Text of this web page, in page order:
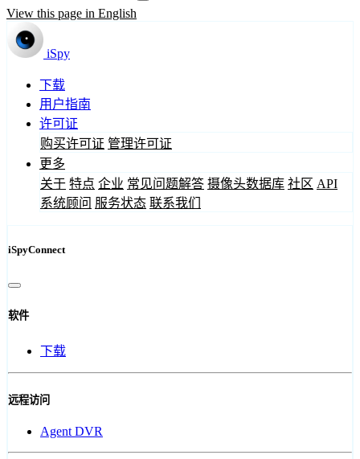
View this page in English
iSpy
下载
用户指南
许可证
购买许可证 管理许可证
更多
关于 特点 企业 常见问题解答 摄像头数据库 社区 API
系统顾问 服务状态 联系我们
iSpyConnect
软件
下载
远程访问
Agent DVR